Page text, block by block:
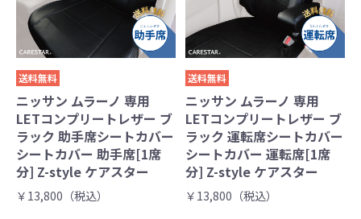
送料無料
ニッサン ムラーノ 専用
LETコンプリートレザー ブ
ラック 助手席シートカバー
シートカバー 助手席[1席
分] Z-style ケアスター
￥13,800（税込）
送料無料
ニッサン ムラーノ 専用
LETコンプリートレザー ブ
ラック 運転席シートカバー
シートカバー 運転席[1席
分] Z-style ケアスター
￥13,800（税込）